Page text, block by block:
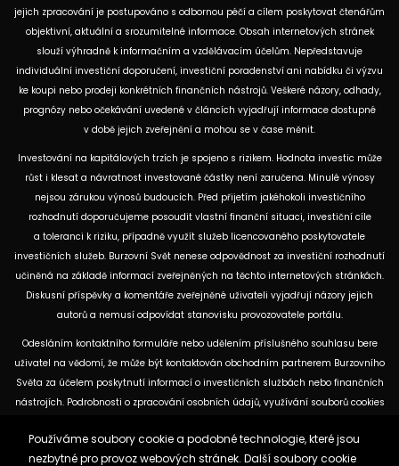
jejich zpracování je postupováno s odbornou péčí a cílem poskytovat čtenářům
objektivní, aktuální a srozumitelné informace. Obsah internetových stránek
slouží výhradně k informačním a vzdělávacím účelům. Nepředstavuje
individuální investiční doporučení, investiční poradenství ani nabídku či výzvu
ke koupi nebo prodeji konkrétních finančních nástrojů. Veškeré názory, odhady,
prognózy nebo očekávání uvedené v článcích vyjadřují informace dostupné
v době jejich zveřejnění a mohou se v čase měnit.
Investování na kapitálových trzích je spojeno s rizikem. Hodnota investic může
růst i klesat a návratnost investované částky není zaručena. Minulé výnosy
nejsou zárukou výnosů budoucích. Před přijetím jakéhokoli investičního
rozhodnutí doporučujeme posoudit vlastní finanční situaci, investiční cíle
a toleranci k riziku, případně využít služeb licencovaného poskytovatele
investičních služeb. Burzovní Svět nenese odpovědnost za investiční rozhodnutí
učiněná na základě informací zveřejněných na těchto internetových stránkách.
Diskusní příspěvky a komentáře zveřejněné uživateli vyjadřují názory jejich
autorů a nemusí odpovídat stanovisku provozovatele portálu.
Odesláním kontaktního formuláře nebo udělením příslušného souhlasu bere
uživatel na vědomí, že může být kontaktován obchodním partnerem Burzovního
Světa za účelem poskytnutí informací o investičních službách nebo finančních
nástrojích. Podrobnosti o zpracování osobních údajů, využívání souborů cookies
dostupných na těchto internetových stránkách. U jednotlivých článků mohou
být uvedeny informace o použitých zdrojích, datu původní analýzy nebo datu,
Používáme soubory cookie a podobné technologie, které jsou
nezbytné pro provoz webových stránek. Další soubory cookie